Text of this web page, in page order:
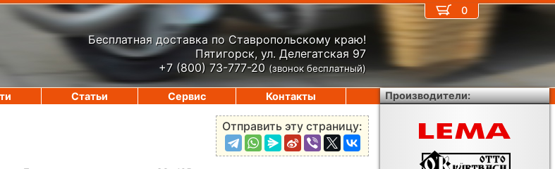
Бесплатная доставка по Ставропольскому краю!
Пятигорск, ул. Делегатская 97
+7 (800) 73-777-20 (звонок бесплатный)
Отправить эту страницу:
0
Статьи Сервис Контакты Производители: